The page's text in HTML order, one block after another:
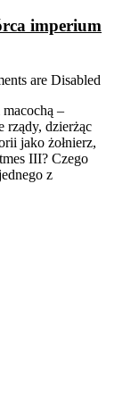
imperium
are Disabled
–
rządy, dzierżąc
jako żołnierz,
III? Czego
z